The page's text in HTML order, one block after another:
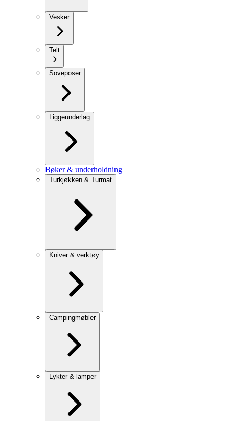
Vesker
Telt
Soveposer
Liggeunderlag
Bøker & underholdning
Turkjøkken & Turmat
Kniver & verktøy
Campingmøbler
Lykter & lamper